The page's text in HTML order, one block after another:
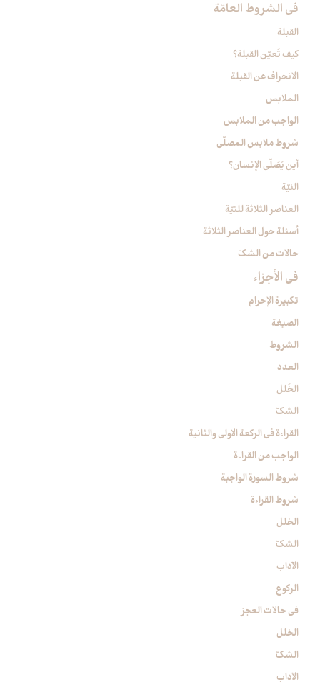
في الشروط العامّة
القبلة
كيف تُعيّن القبلة؟
الانحراف عن القبلة
الملابس‏
الواجب من الملابس
شروط ملابس المصلّي
أين يُصَلّي الإنسان؟
النيّة
العناصر الثلاثة للنيّة
أسئلة حول العناصر الثلاثة
حالات من الشكّ
في الأجزاء
تكبيرة الإحرام‏
الصيغة
الشروط
العدد
الخَلل
الشكّ
القراءة في الركعة الاولى والثانية
الواجب من القراءة
شروط السورة الواجبة
شروط القراءة
الخلل
الشكّ
الآداب
الركوع‏
في حالات العجز
الخلل
الشكّ
الآداب